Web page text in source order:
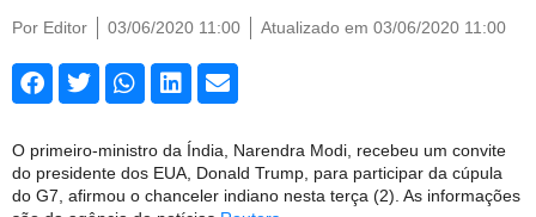
Por Editor 03/06/2020 11:00 Atualizado em 03/06/2020 11:00
O primeiro-ministro da Índia, Narendra Modi, recebeu um convite
do presidente dos EUA, Donald Trump, para participar da cúpula
do G7, afirmou o chanceler indiano nesta terça (2). As informações